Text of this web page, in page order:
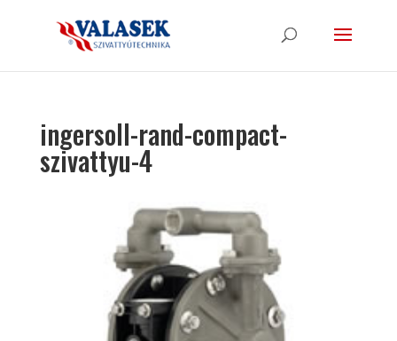
ingersoll-rand-compact-
szivattyu-4